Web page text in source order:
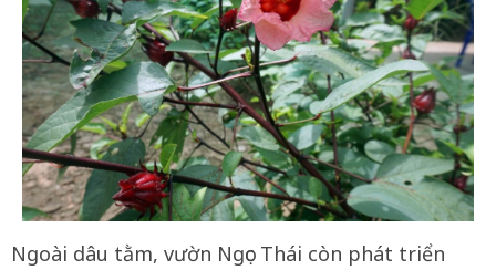
Ngoài dâu tằm, vườn Ngọc Thái còn phát triển